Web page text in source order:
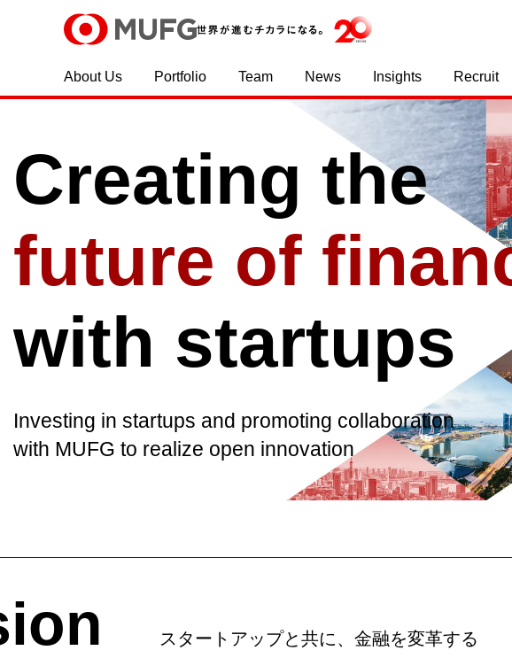
About Us Portfolio Team News Insights Recruit
Creating the
future of
with startups
Investing in startups and promoting collaboration
with MUFG to realize open innovation
スタートアップと共に、金融を変革する